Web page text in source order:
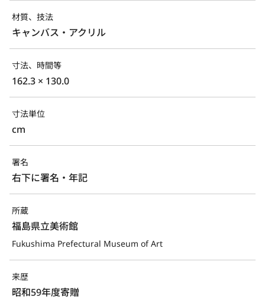
材質、技法
キャンバス・アクリル
寸法、時間等
162.3 × 130.0
寸法単位
cm
署名
右下に署名・年記
所蔵
福島県立美術館
Fukushima Prefectural Museum of Art
来歴
昭和59年度寄贈